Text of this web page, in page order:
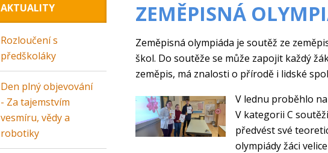
ZEMĚPISNÁ
Zeměpisná olympiáda je soutěž ze
škol. Do soutěže se může zapojit každý
zeměpis, má znalosti o přírodě i lidské
V lednu proběhlo
V kategorii C
předvést své
olympiády žáci
AKTUALITY
Rozloučení s
předškoláky
Den plný objevování
- Za tajemstvím
vesmíru, vědy a
robotiky